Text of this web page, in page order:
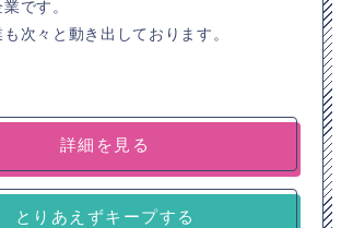
です。
次々と動き出しております。
詳細を見る
とりあえずキープする